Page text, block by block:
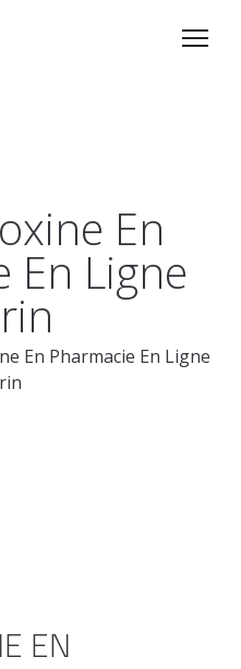
En
En Ligne
En Pharmacie En Ligne
EN